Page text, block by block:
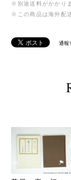
※別途送料がかかり
※この商品は海外配
通報